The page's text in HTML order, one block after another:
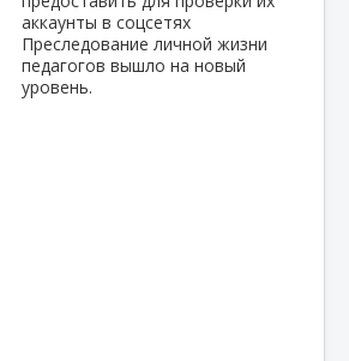
Преследование личной жизни
педагогов вышло на новый
уровень.